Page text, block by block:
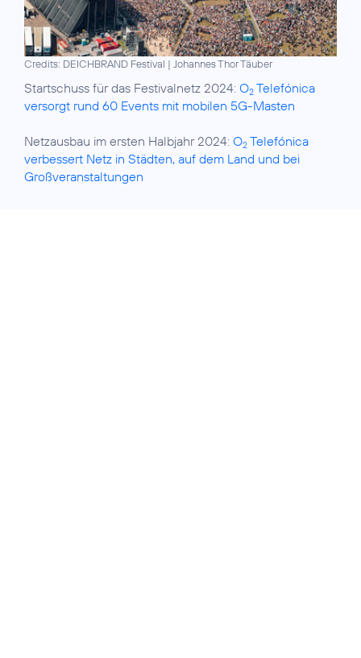
Credits: DEICHBRAND Festival | Johannes Thor Täuber
Startschuss für das Festivalnetz 2024: O2 Telefónica
versorgt rund 60 Events mit mobilen 5G-Masten
Netzausbau im ersten Halbjahr 2024: O2 Telefónica
verbessert Netz in Städten, auf dem Land und bei
Großveranstaltungen